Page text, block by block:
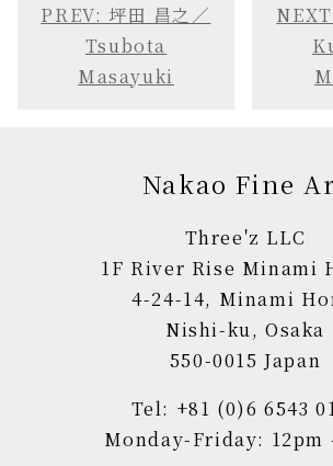
PREV: 坪田 昌之／
Tsubota
Masayuki
Nakao Fine
Three'z LLC
1F River Rise Minami
4-24-14, Minami
Nishi-ku, Osaka
550-0015 Japan
Tel: +81 (0)6 6543
Monday-Friday: 12pm